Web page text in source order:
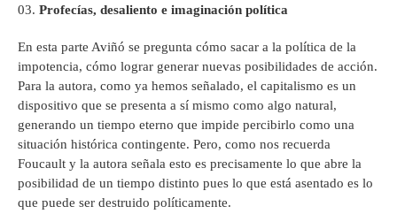
Profecías, desaliento e imaginación política
En esta parte Aviñó se pregunta cómo sacar a la política de la
impotencia, cómo lograr generar nuevas posibilidades de acción.
Para la autora, como ya hemos señalado, el capitalismo es un
dispositivo que se presenta a sí mismo como algo natural,
generando un tiempo eterno que impide percibirlo como una
situación histórica contingente. Pero, como nos recuerda
Foucault y la autora señala esto es precisamente lo que abre la
posibilidad de un tiempo distinto pues lo que está asentado es lo
que puede ser destruido políticamente.